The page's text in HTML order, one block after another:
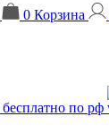
0 Корзина
бесплатно по рф